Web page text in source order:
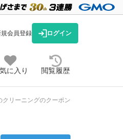
会員登録 ログイン
に入り 閲覧履歴
クリーニングのクーポン